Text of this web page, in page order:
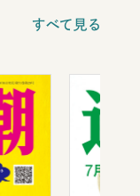
すべて見る